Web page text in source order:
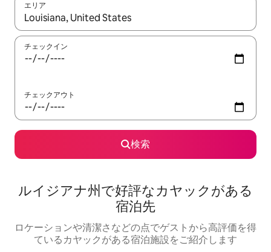
エリア
検索結果が表示されたら、上下の矢印キーを使って移動するか
チェックイン
チェックアウト
検索
ルイジアナ州で好評なカヤックがある
宿泊先
ロケーションや清潔さなどの点でゲストから高評価を得
ているカヤックがある宿泊施設をご紹介します